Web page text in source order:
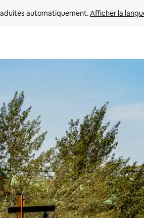
automatiquement. Afficher la
les parcourir ou en appuyant et en